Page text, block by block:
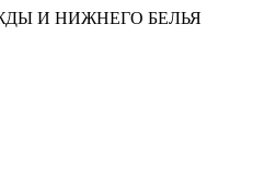
И НИЖНЕГО БЕЛЬЯ